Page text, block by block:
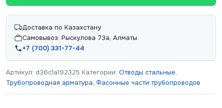
Доставка по Казахстану
Самовывоз: Рыскулова 73а, Алматы
+7 (700) 331-77-44
Артикул: d36c1a192325 Категории: Отводы стальные,
Трубопроводная арматура, Фасонные части трубопроводов